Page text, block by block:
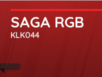
SAGA RGB
KLK044